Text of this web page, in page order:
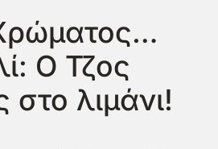
Ο Τζος
στο λιμάνι!